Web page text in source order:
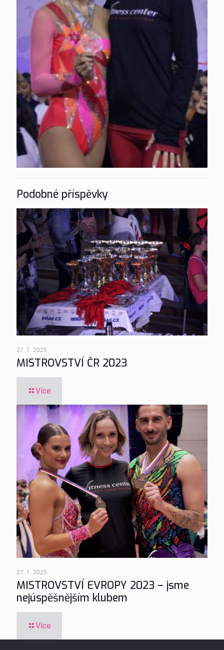
Podobné příspěvky
27. 1. 2025
MISTROVSTVÍ ČR 2023
Více
27. 1. 2025
MISTROVSTVÍ EVROPY 2023 – jsme
nejúspěšnějším klubem
Více